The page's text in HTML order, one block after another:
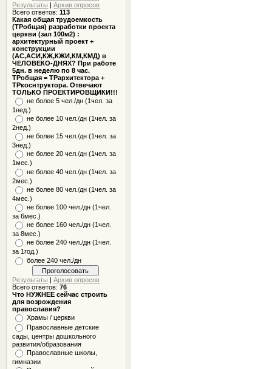
Результаты |Архив опросов
Всего ответов:113
Какая общая трудоемкость
(ТРобщая) разработки проекта
церкви (зал 100м2) :
архитектурный проект +
конструкции
(АС,АСИ,КЖ,КЖИ,КМ,КМД) в
ЧЕЛОВЕКО-ДНЯХ? При работе
5дн. в неделю по 8 час.
ТРобщая = ТРархитектора +
ТРкоснтруктора. Отвечают
ТОЛЬКО ПРОЕКТИРОВЩИКИ!!!
не более 5 чел./дн (1чел. за
1нед.)
не более 10 чел./дн (1чел. за
2нед.)
не более 15 чел./дн (1чел. за
3нед.)
не более 20 чел./дн (1чел. за
1мес.)
не более 40 чел./дн (1чел. за
2мес.)
не более 80 чел./дн (1чел. за
4мес.)
не более 100 чел./дн (1чел.
за 6мес.)
не более 160 чел./дн (1чел.
за 8мес.)
не более 240 чел./дн (1чел.
за 1год.)
более 240 чел./дн
Результаты |Архив опросов
Всего ответов:76
Что НУЖНЕЕ сейчас строить
для возрождения
православия?
Храмы / церкви
Православные детские
сады, центры дошкольного
развития/образования
Православные школы,
гимназии